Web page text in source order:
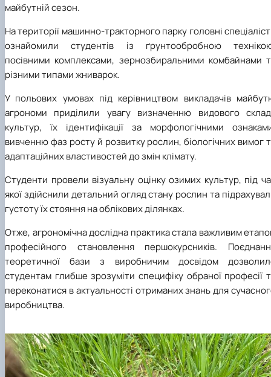
майбутній сезон.
На території машинно-тракторного парку головні
ознайомили студентів із ґрунтообробною
посівними комплексами, зернозбиральними комбайнами
різними типами жниварок.
У польових умовах під керівництвом викладачів
агрономи приділили увагу визначенню видового
культур, їх ідентифікації за морфологічними
вивченню фаз росту й розвитку рослин, біологічних вимог
адаптаційних властивостей до змін клімату.
Студенти провели візуальну оцінку озимих культур, під
якої здійснили детальний огляд стану рослин та
густоту їх стояння на облікових ділянках.
Отже, агрономічна дослідна практика стала важливим
професійного становлення першокурсників.
теоретичної бази з виробничим досвідом
студентам глибше зрозуміти специфіку обраної професії
переконатися в актуальності отриманих знань для
виробництва.